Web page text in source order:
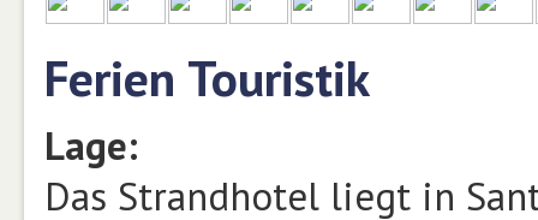
Ferien Touristik
Lage:
Das Strandhotel liegt in